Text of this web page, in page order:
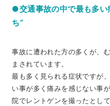
●交通事故の中で最も多い
ち”
事故に遭われた方の多くが、
まされています。
最も多く見られる症状ですが
い事が多く痛みを感じない事
院でレントゲンを撮ったとし